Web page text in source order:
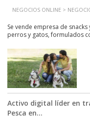
NEGOCIOS ONLINE >
Se vende empresa de
perros y gatos, formulados
Activo digital líder en
Pesca en...